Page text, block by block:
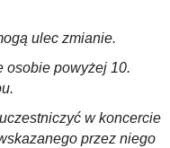
ulec zmianie.
osobie powyżej 10.
w koncercie
przez niego